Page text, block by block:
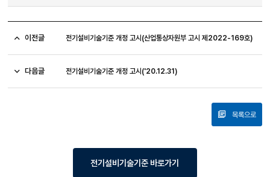
이전글 전기설비기술기준 개정 고시(산업통상자원부 고시 제2022-169호)
다음글 전기설비기술기준 개정 고시('20.12.31)
목록으로
전기설비기술기준 바로가기